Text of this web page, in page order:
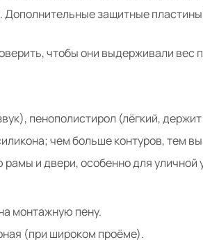
защитные
чтобы они выдерживали вес
пенополистирол (лёгкий,
чем больше контуров, тем
и двери, особенно для уличной
монтажную пену.
(при широком проёме).